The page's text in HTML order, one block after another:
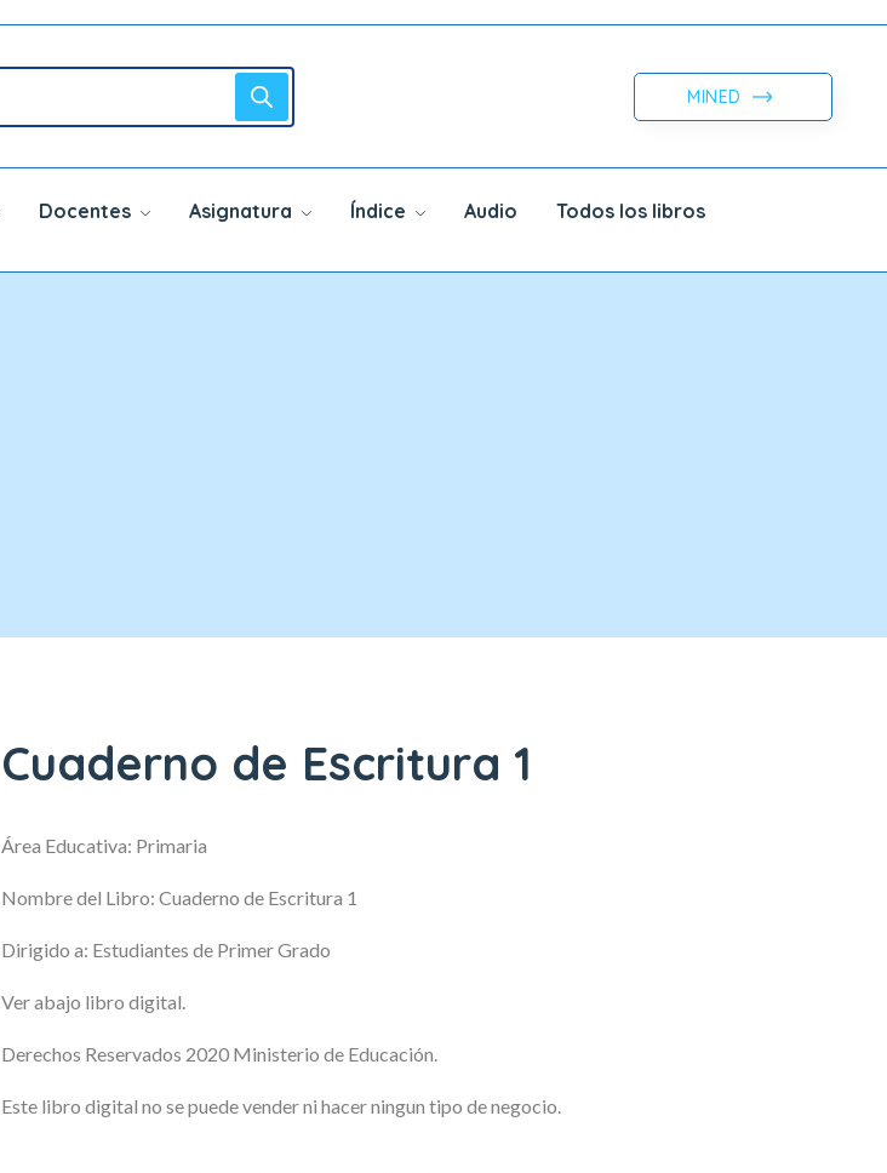
MINED
Docentes Asignatura Índice Audio Todos los libros
Cuaderno de Escritura 1
Área Educativa: Primaria
Nombre del Libro: Cuaderno de Escritura 1
Dirigido a: Estudiantes de Primer Grado
Ver abajo libro digital.
Derechos Reservados 2020 Ministerio de Educación.
Este libro digital no se puede vender ni hacer ningun tipo de negocio.